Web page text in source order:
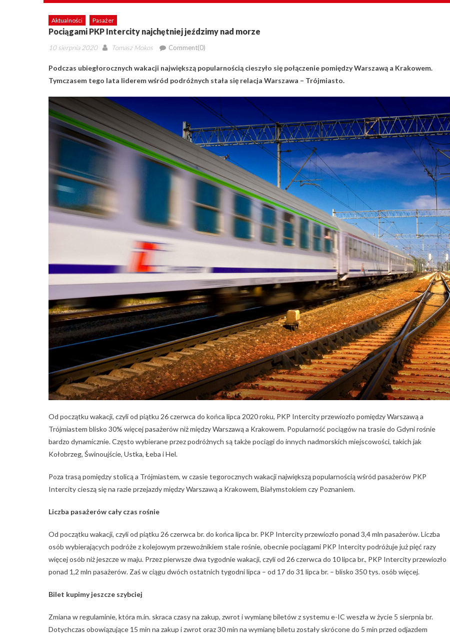
Aktualności Pasażer
Pociągami PKP Intercity najchętniej jeździmy nad morze
Posted
10 sierpnia 2020 Author
Tomasz Mokos Comment(0)
Podczas ubiegłorocznych wakacji największą popularnością cieszyło się połączenie pomiędzy Warszawą a Krakowem.
Tymczasem tego lata liderem wśród podróżnych stała się relacja Warszawa – Trójmiasto.
Od początku wakacji, czyli od piątku 26 czerwca do końca lipca 2020 roku, PKP Intercity przewiozło pomiędzy Warszawą a
Trójmiastem blisko 30% więcej pasażerów niż między Warszawą a Krakowem. Popularność pociągów na trasie do Gdyni rośnie
bardzo dynamicznie. Często wybierane przez podróżnych są także pociągi do innych nadmorskich miejscowości, takich jak
Kołobrzeg, Świnoujście, Ustka, Łeba i Hel.
Poza trasą pomiędzy stolicą a Trójmiastem, w czasie tegorocznych wakacji największą popularnością wśród pasażerów PKP
Intercity cieszą się na razie przejazdy między Warszawą a Krakowem, Białymstokiem czy Poznaniem.
Liczba pasażerów cały czas rośnie
Od początku wakacji, czyli od piątku 26 czerwca br. do końca lipca br. PKP Intercity przewiozło ponad 3,4 mln pasażerów. Liczba
osób wybierających podróże z kolejowym przewoźnikiem stale rośnie, obecnie pociągami PKP Intercity podróżuje już pięć razy
więcej osób niż jeszcze w maju. Przez pierwsze dwa tygodnie wakacji, czyli od 26 czerwca do 10 lipca br., PKP Intercity przewiozło
ponad 1,2 mln pasażerów. Zaś w ciągu dwóch ostatnich tygodni lipca – od 17 do 31 lipca br. – blisko 350 tys. osób więcej.
Bilet kupimy jeszcze szybciej
Zmiana w regulaminie, która m.in. skraca czasy na zakup, zwrot i wymianę biletów z systemu e-IC weszła w życie 5 sierpnia br.
Dotychczas obowiązujące 15 min na zakup i zwrot oraz 30 min na wymianę biletu zostały skrócone do 5 min przed odjazdem